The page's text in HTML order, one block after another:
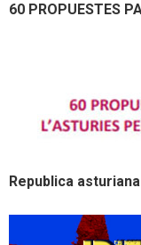
60 PROPUESTES
Republica asturiana